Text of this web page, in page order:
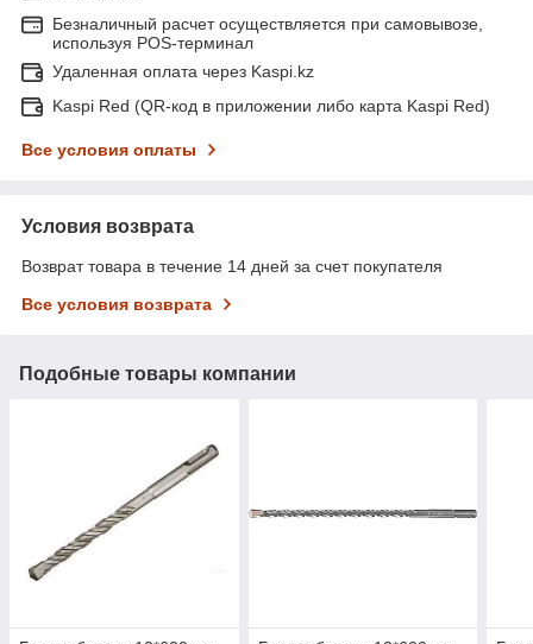
Безналичный расчет осуществляется при самовывозе,
используя POS-терминал
Удаленная оплата через Kaspi.kz
Kaspi Red (QR-код в приложении либо карта Kaspi Red)
Все условия оплаты
Условия возврата
Возврат товара в течение 14 дней за счет покупателя
Все условия возврата
Подобные товары компании